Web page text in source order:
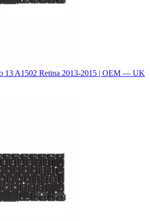
13 A1502 Retina 2013-2015 | OEM — UK